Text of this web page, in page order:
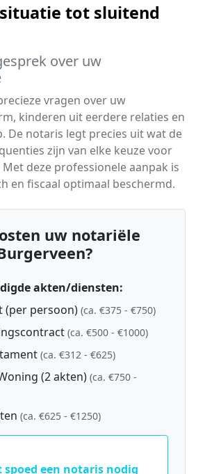
tot sluitend
over uw
vragen over uw
kinderen uit eerdere relaties en
De notaris legt precies uit wat de
zijn van elke keuze voor
deze professionele aanpak is
en fiscaal optimaal beschermd.
uw notariële
akten/diensten:
(per persoon) (ca. €375 - €750)
(ca. €500 - €1000)
(ca. €312 - €625)
(2 akten) (ca. €750 -
(ca. €625 - €1250)
spoed een notaris nodig